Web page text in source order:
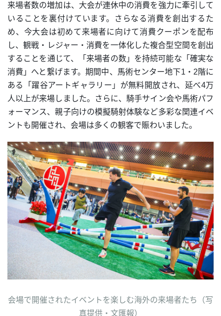
来場者数の増加は、大会が連休中の消費を強力に牽引して
いることを裏付けています。さらなる消費を創出するた
め、今大会は初めて来場者に向けて消費クーポンを配布
し、観戦・レジャー・消費を一体化した複合型空間を創出
することを通じて、「来場者の数」を持続可能な「確実な
消費」へと繋げます。期間中、馬術センター地下1・2階に
ある「躍谷アートギャラリー」が無料開放され、延べ4万
人以上が来場しました。さらに、騎手サイン会や馬術パフ
ォーマンス、親子向けの模擬騎射体験など多彩な関連イベ
ントも開催され、会場は多くの観客で賑わいました。
会場で開催されたイベントを楽しむ海外の来場者たち（写
真提供・文匯報）